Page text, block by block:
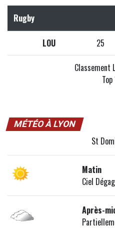
Rugby
LOU 25
Classement
MÉTÉO À LYON
St
Matin
Ciel
Après-